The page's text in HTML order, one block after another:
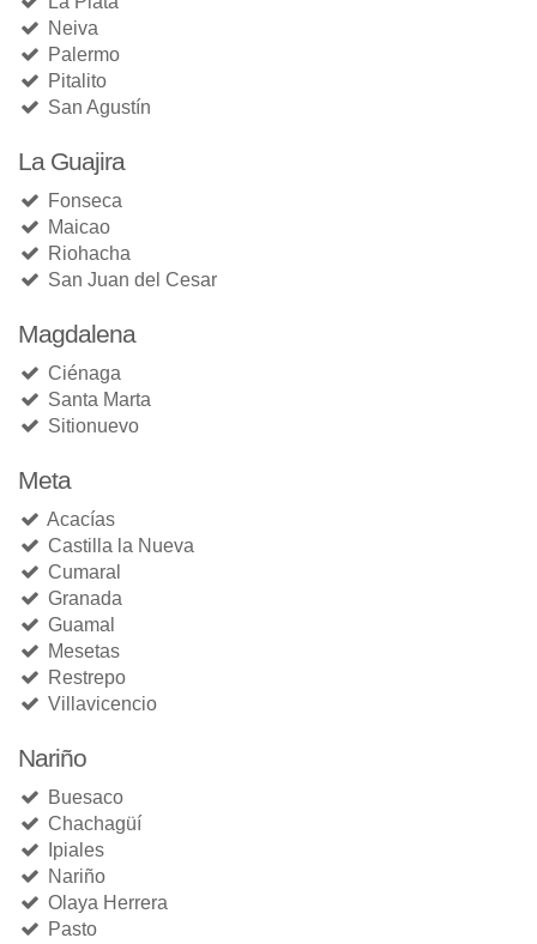
Neiva
Palermo
Pitalito
San Agustín
La Guajira
Fonseca
Maicao
Riohacha
San Juan del Cesar
Magdalena
Ciénaga
Santa Marta
Sitionuevo
Meta
Acacías
Castilla la Nueva
Cumaral
Granada
Guamal
Mesetas
Restrepo
Villavicencio
Nariño
Buesaco
Chachagüí
Ipiales
Nariño
Olaya Herrera
Pasto